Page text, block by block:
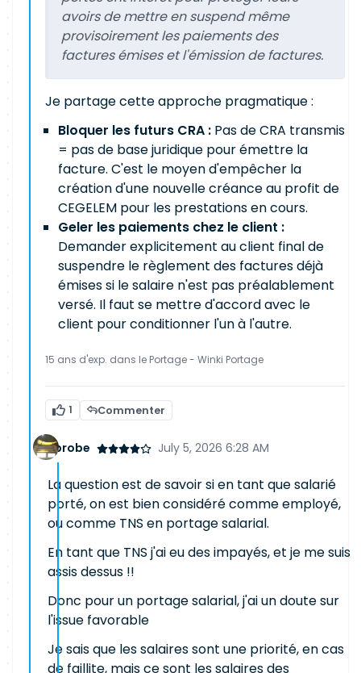
avoirs de mettre en suspend même
provisoirement les paiements des
factures émises et l'émission de factures.
Je partage cette approche pragmatique :
Bloquer les futurs CRA : Pas de CRA transmis
= pas de base juridique pour émettre la
facture. C'est le moyen d'empêcher la
création d'une nouvelle créance au profit de
CEGELEM pour les prestations en cours.
Geler les paiements chez le client :
Demander explicitement au client final de
suspendre le règlement des factures déjà
émises si le salaire n'est pas préalablement
versé. Il faut se mettre d'accord avec le
client pour conditionner l'un à l'autre.
15 ans d'exp. dans le Portage - Winki Portage
1 Commenter
probe July 5, 2026 6:28 AM
La question est de savoir si en tant que salarié
porté, on est bien considéré comme employé,
ou comme TNS en portage salarial.
En tant que TNS j'ai eu des impayés, et je me suis
assis dessus !!
Donc pour un portage salarial, j'ai un doute sur
l'issue favorable
Je sais que les salaires sont une priorité, en cas
de faillite, mais ce sont les salaires des